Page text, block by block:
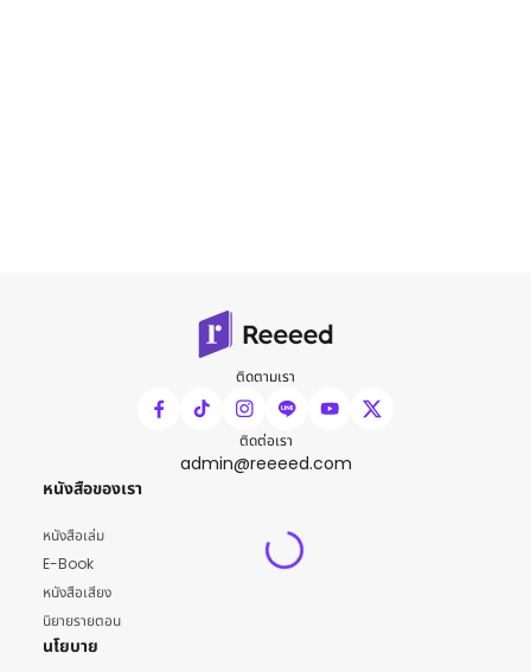
ติดตามเรา
ติดต่อเรา
admin@reeeed.com
หนังสือของเรา
หนังสือเล่ม
E-Book
หนังสือเสียง
นิยายรายตอน
นโยบาย